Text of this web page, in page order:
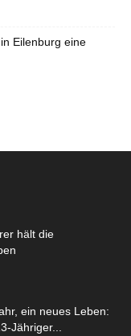
Eilenburg eine
hält die
ein neues Leben:
Jähriger...